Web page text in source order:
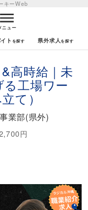
キーWeb
ニュー
ト 県外求人
高時給｜未
工場ワー
て）
業部(県外)
円